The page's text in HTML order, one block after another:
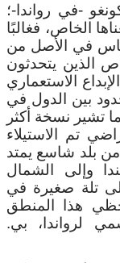
-في رواندا-؛
الخاص، فغالبًا
في الأصل من
الذين يتحدثون
الاستعماري
بين الدول في
تشير نسخة أكثر
تم الاستيلاء
بلد شاسع يمتد
وإلى الشمال
تلة صغيرة في
وفي عام 1996م، حظي هذا المنطق
لرواندا، بي.